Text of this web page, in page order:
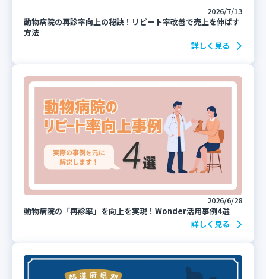
2026/7/13
動物病院の再診率向上の秘訣！リピート率改善で売上を伸ばす
方法
詳しく見る
2026/6/28
動物病院の「再診率」を向上を実現！Wonder活用事例4選
詳しく見る